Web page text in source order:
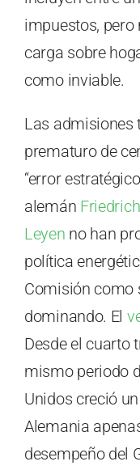
impuestos,
carga sobre
como inviable.
Las admisiones
prematuro de
“error
alemán
Leyen no han
política
Comisión como
dominando. El
Desde el cuarto
mismo periodo
Unidos creció
Alemania
desempeño del